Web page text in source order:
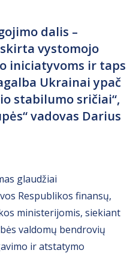
dalis –
vystomojo
iniciatyvoms ir taps
Ukrainai ypač
stabilumo sričiai“,
vadovas Darius
glaudžiai
Respublikos finansų,
ministerijomis, siekiant
valdomų bendrovių
ir atstatymo